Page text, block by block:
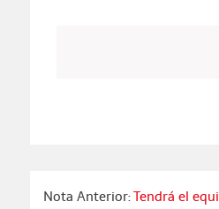
Nota Anterior:Tendrá el